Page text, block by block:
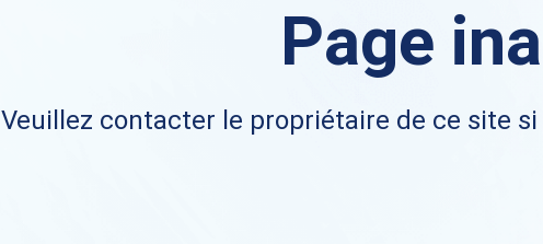
Page
Veuillez contacter le propriétaire de ce site